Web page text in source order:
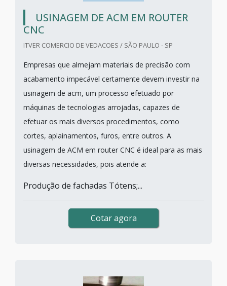
USINAGEM DE ACM EM ROUTER
CNC
ITVER COMERCIO DE VEDACOES / SÃO PAULO - SP
Empresas que almejam materiais de precisão com
acabamento impecável certamente devem investir na
usinagem de acm, um processo efetuado por
máquinas de tecnologias arrojadas, capazes de
efetuar os mais diversos procedimentos, como
cortes, aplainamentos, furos, entre outros. A
usinagem de ACM em router CNC é ideal para as mais
diversas necessidades, pois atende a:
Produção de fachadas Tótens;...
Cotar agora